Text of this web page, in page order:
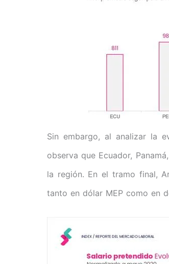
Sin embargo, al analizar la
observa que Ecuador,
la región. En el tramo final,
tanto en dólar MEP como en